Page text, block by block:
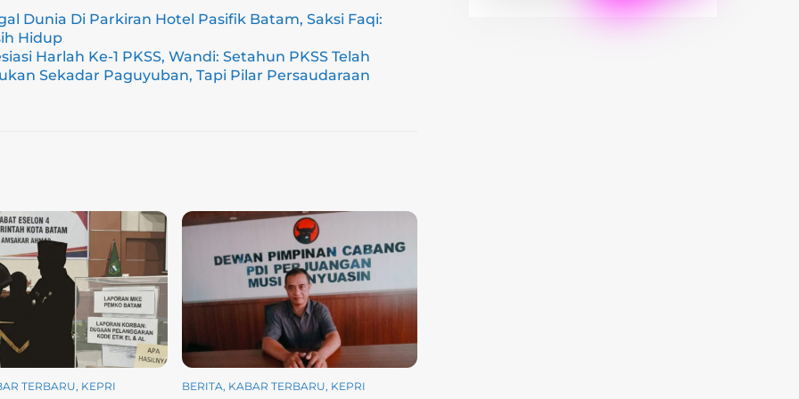
Dunia Di Parkiran Hotel Pasifik Batam, Saksi Faqi:
Hidup
Harlah Ke-1 PKSS, Wandi: Setahun PKSS Telah
Sekadar Paguyuban, Tapi Pilar Persaudaraan
TERBARU, KEPRI BERITA, KABAR TERBARU, KEPRI